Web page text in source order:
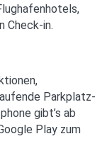
Check-in.
Parkplatz-
gibt’s ab
Play zum